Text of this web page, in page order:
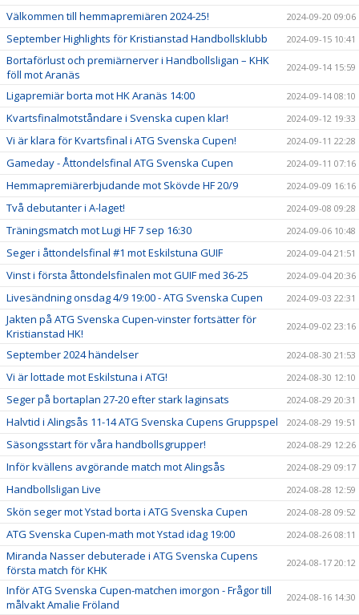
Välkommen till hemmapremiären 2024-25!
2024-09-20 09:06
September Highlights för Kristianstad Handbollsklubb 2024-09-15 10:41
Bortaförlust och premiärnerver i Handbollsligan – KHK
föll mot Aranäs
2024-09-14 15:59
Ligapremiär borta mot HK Aranäs 14:00 2024-09-14 08:10
Kvartsfinalmotståndare i Svenska cupen klar! 2024-09-12 19:33
Vi är klara för Kvartsfinal i ATG Svenska Cupen! 2024-09-11 22:28
Gameday - Åttondelsfinal ATG Svenska Cupen 2024-09-11 07:16
Hemmapremiärerbjudande mot Skövde HF 20/9 2024-09-09 16:16
Två debutanter i A-laget! 2024-09-08 09:28
Träningsmatch mot Lugi HF 7 sep 16:30 2024-09-06 10:48
Seger i åttondelsfinal #1 mot Eskilstuna GUIF 2024-09-04 21:51
Vinst i första åttondelsfinalen mot GUIF med 36-25 2024-09-04 20:36
Livesändning onsdag 4/9 19:00 - ATG Svenska Cupen 2024-09-03 22:31
Jakten på ATG Svenska Cupen-vinster fortsätter för
Kristianstad HK!
2024-09-02 23:16
September 2024 händelser 2024-08-30 21:53
Vi är lottade mot Eskilstuna i ATG! 2024-08-30 12:10
Seger på bortaplan 27-20 efter stark laginsats 2024-08-29 20:31
Halvtid i Alingsås 11-14 ATG Svenska Cupens Gruppspel 2024-08-29 19:51
Säsongsstart för våra handbollsgrupper! 2024-08-29 12:26
Inför kvällens avgörande match mot Alingsås 2024-08-29 09:17
Handbollsligan Live 2024-08-28 12:59
Skön seger mot Ystad borta i ATG Svenska Cupen 2024-08-28 09:52
ATG Svenska Cupen-math mot Ystad idag 19:00 2024-08-26 08:11
Miranda Nasser debuterade i ATG Svenska Cupens
första match för KHK
2024-08-17 20:12
Inför ATG Svenska Cupen-matchen imorgon - Frågor till
målvakt Amalie Fröland
2024-08-16 14:30